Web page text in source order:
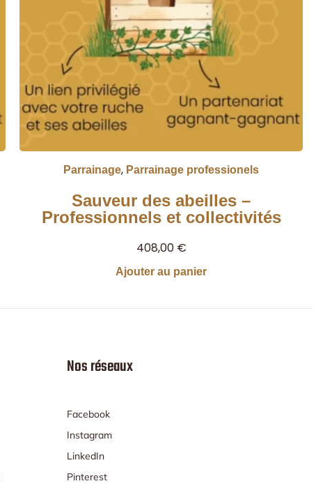
Parrainage, Parrainage professionels
Sauveur des abeilles –
Professionnels et collectivités
408,00 €
Ajouter au panier
Nos réseaux
Facebook
Instagram
LinkedIn
Pinterest